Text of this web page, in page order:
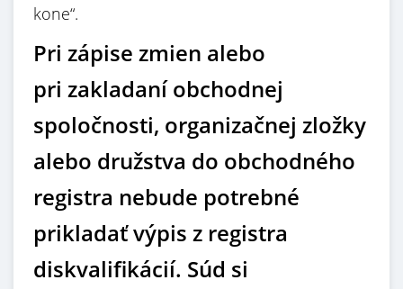
kone“.
Pri zápise zmien alebo
pri zakladaní obchodnej
spoločnosti, organizačnej zložky
alebo družstva do obchodného
registra nebude potrebné
prikladať výpis z registra
diskvalifikácií. Súd si